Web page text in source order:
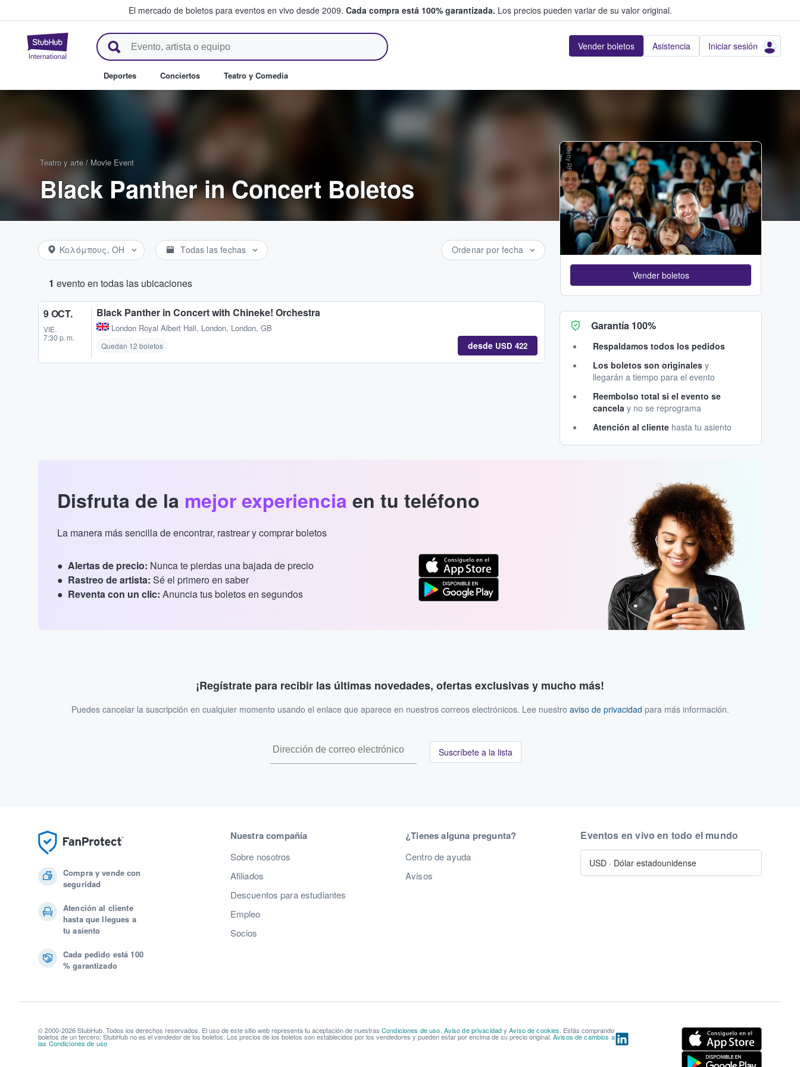
El mercado de boletos para eventos en vivo desde 2009. Cada compra está 100% garantizada. Los precios pueden variar de su valor original.
StubHub: donde los fans compran y venden boletos Vender boletos Asistencia Iniciar sesión
Deportes Conciertos Teatro y Comedia
Teatro y arte / Movie Event
Black Panther in Concert Boletos
Κολόμπους, OH Todas las fechas Ordenar por fecha
1 evento en todas las ubicaciones
9 OCT.
VIE.
7:30 p. m.
Black Panther in Concert with Chineke! Orchestra
London Royal Albert Hall, London, London, GB
Quedan 12 boletos desde USD 422
Getty RF
Vender boletos
Garantía 100%
Respaldamos todos los pedidos
Los boletos son originales y
llegarán a tiempo para el evento
Reembolso total si el evento se
cancela y no se reprograma
Atención al cliente hasta tu asiento
Disfruta de la mejor experiencia en tu teléfono
La manera más sencilla de encontrar, rastrear y comprar boletos
Alertas de precio: Nunca te pierdas una bajada de precio
Rastreo de artista: Sé el primero en saber
Reventa con un clic: Anuncia tus boletos en segundos
¡Regístrate para recibir las últimas novedades, ofertas exclusivas y mucho más!
Puedes cancelar la suscripción en cualquier momento usando el enlace que aparece en nuestros correos electrónicos. Lee nuestro aviso de privacidad para más información.
Suscríbete a la lista
Compra y vende con
seguridad
Atención al cliente
hasta que llegues a
tu asiento
Cada pedido está 100
% garantizado
Nuestra compañía
Sobre nosotros
Afiliados
Descuentos para estudiantes
Empleo
Socios
¿Tienes alguna pregunta?
Centro de ayuda
Avisos
Eventos en vivo en todo el mundo
USD · Dólar estadounidense
© 2000-2026 StubHub. Todos los derechos reservados. El uso de este sitio web representa tu aceptación de nuestras Condiciones de uso, Aviso de privacidadyAviso de cookies. Estás comprando
boletos de un tercero; StubHub no es el vendedor de los boletos. Los precios de los boletos son establecidos por los vendedores y pueden estar por encima de su precio original. Avisos de cambios a
las Condiciones de uso